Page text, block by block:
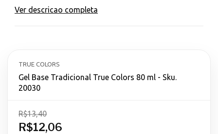
Ver descricao completa
TRUE COLORS
Gel Base Tradicional True Colors 80 ml - Sku.
20030
R$12,06
R$13,40